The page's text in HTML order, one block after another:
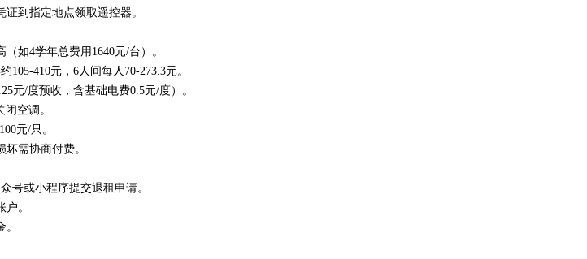
到指定地点领取遥控器。
如4学年总费用1640元/台）。
410元，6人间每人70-273.3元。
元/度预收，含基础电费0.5元/度）。
空调。
元/只。
需协商付费。
号或小程序提交退租申请。
。